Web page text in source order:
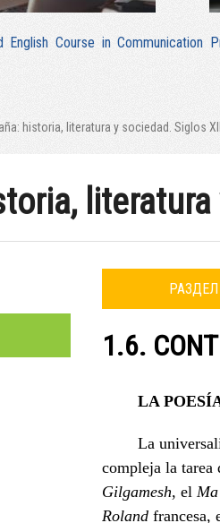
English Course in Communication
historia, literatura y sociedad. Siglos
РАЗДЕЛ
1.6.
LA
La
compleja la tarea
Gilgamesh, el
Roland francesa,